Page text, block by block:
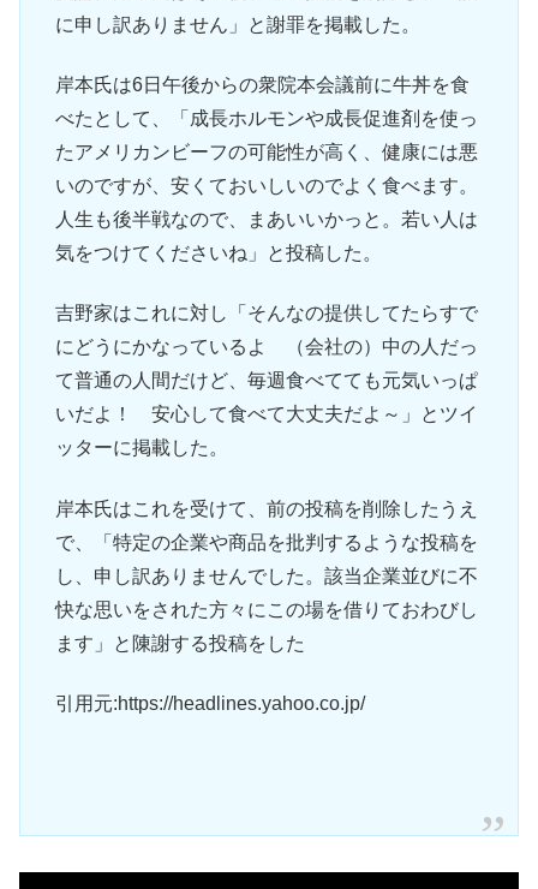
に申し訳ありません」と謝罪を掲載した。
岸本氏は6日午後からの衆院本会議前に牛丼を食
べたとして、「成長ホルモンや成長促進剤を使っ
たアメリカンビーフの可能性が高く、健康には悪
いのですが、安くておいしいのでよく食べます。
人生も後半戦なので、まあいいかっと。若い人は
気をつけてくださいね」と投稿した。
吉野家はこれに対し「そんなの提供してたらすで
にどうにかなっているよ （会社の）中の人だっ
て普通の人間だけど、毎週食べてても元気いっぱ
いだよ！ 安心して食べて大丈夫だよ～」とツイ
ッターに掲載した。
岸本氏はこれを受けて、前の投稿を削除したうえ
で、「特定の企業や商品を批判するような投稿を
し、申し訳ありませんでした。該当企業並びに不
快な思いをされた方々にこの場を借りておわびし
ます」と陳謝する投稿をした
引用元:https://headlines.yahoo.co.jp/